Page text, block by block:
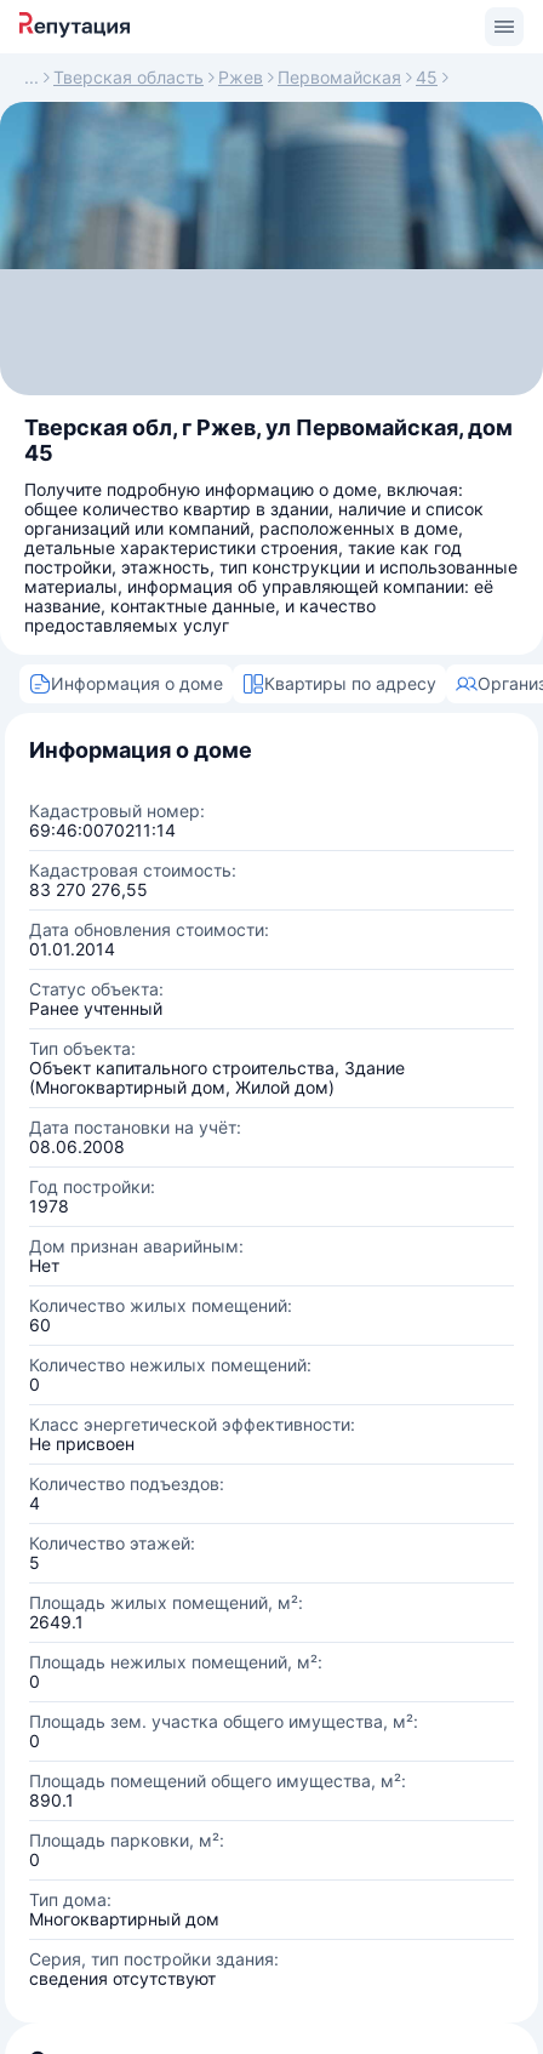
Тверская область Ржев Первомайская 45
Тверская обл, г Ржев, ул Первомайская, дом
45
Получите подробную информацию о доме, включая:
общее количество квартир в здании, наличие и список
организаций или компаний, расположенных в доме,
детальные характеристики строения, такие как год
постройки, этажность, тип конструкции и использованные
материалы, информация об управляющей компании: её
название, контактные данные, и качество
предоставляемых услуг
Информация о доме Квартиры по адресу
Информация о доме
Кадастровый номер:
69:46:0070211:14
Кадастровая стоимость:
83 270 276,55
Дата обновления стоимости:
01.01.2014
Статус объекта:
Ранее учтенный
Тип объекта:
Объект капитального строительства, Здание
(Многоквартирный дом, Жилой дом)
Дата постановки на учёт:
08.06.2008
Год постройки:
1978
Дом признан аварийным:
Нет
Количество жилых помещений:
60
Количество нежилых помещений:
0
Класс энергетической эффективности:
Не присвоен
Количество подъездов:
4
Количество этажей:
5
Площадь жилых помещений, м²:
2649.1
Площадь нежилых помещений, м²:
0
Площадь зем. участка общего имущества, м²:
0
Площадь помещений общего имущества, м²:
890.1
Площадь парковки, м²:
0
Тип дома:
Многоквартирный дом
Серия, тип постройки здания:
сведения отсутствуют